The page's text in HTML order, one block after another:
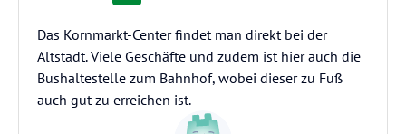
Das Kornmarkt-Center findet man direkt bei der
Altstadt. Viele Geschäfte und zudem ist hier auch die
Bushaltestelle zum Bahnhof, wobei dieser zu Fuß
auch gut zu erreichen ist.